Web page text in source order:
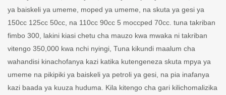
ya baiskeli ya umeme, moped ya umeme, na skuta ya gesi ya
150cc 125cc 50cc, na 110cc 90cc 5 moccped 70cc. tuna takriban
fimbo 300, lakini kiasi chetu cha mauzo kwa mwaka ni takriban
vitengo 350,000 kwa nchi nyingi, Tuna kikundi maalum cha
wahandisi kinachofanya kazi katika kutengeneza skuta mpya ya
umeme na pikipiki ya baiskeli ya petroli ya gesi, na pia inafanya
kazi baada ya kuuza huduma. Kila kitengo cha gari kilichomalizika